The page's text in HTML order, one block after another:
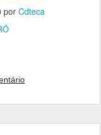
por Cdteca